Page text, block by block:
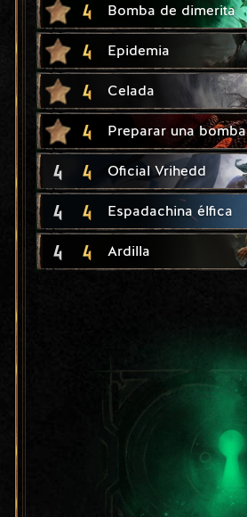
4 Bomba de dimerita
4 Epidemia
4 Celada
4 Preparar una bomba
4 4 Oficial Vrihedd
4 4 Espadachina élfica
4 4 Ardilla